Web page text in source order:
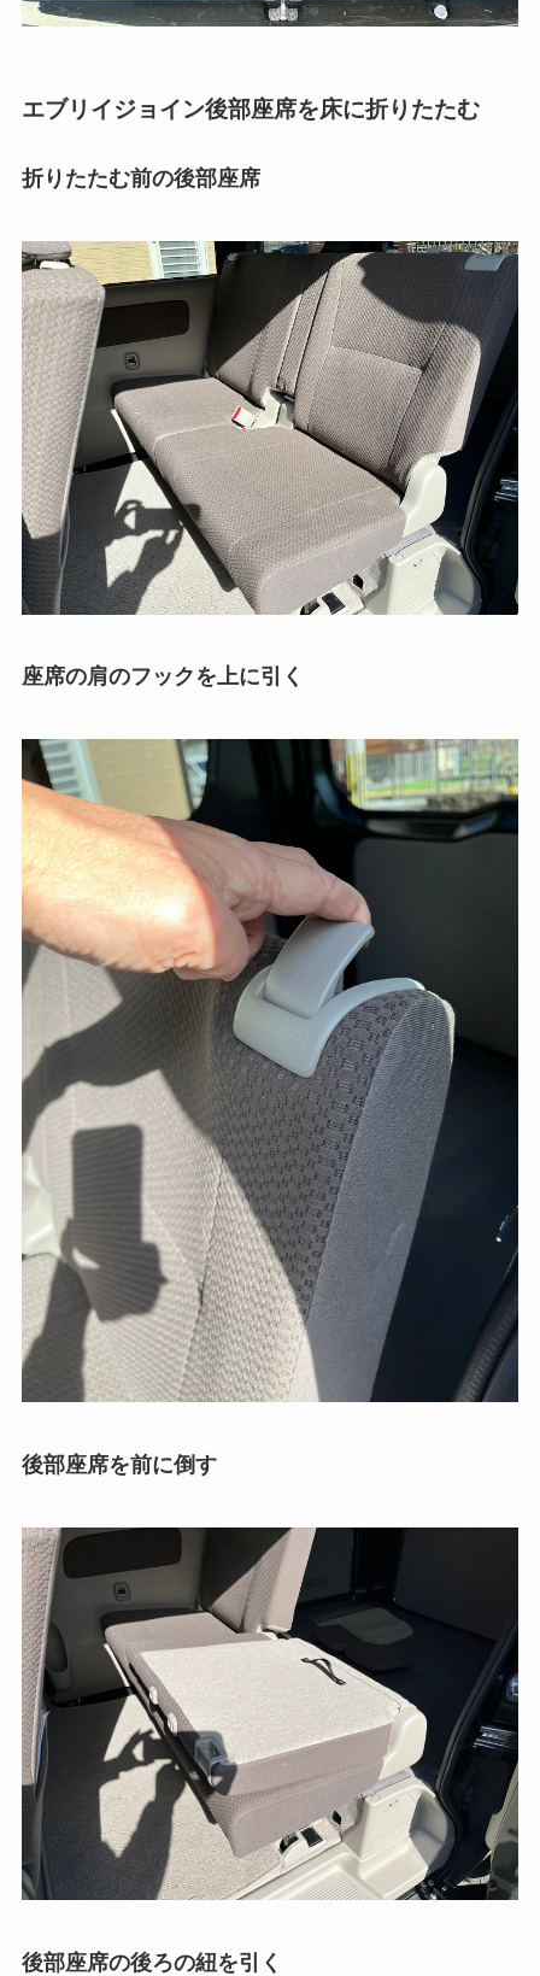
エブリイジョイン後部座席を床に折りたたむ
折りたたむ前の後部座席
座席の肩のフックを上に引く
後部座席を前に倒す
後部座席の後ろの紐を引く